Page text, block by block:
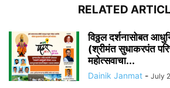
RELATED
विठ्ठल दर्शनासोबत
(श्रीमंत सुधाकरपंत
महोत्सवाचा...
Dainik Janmat - July